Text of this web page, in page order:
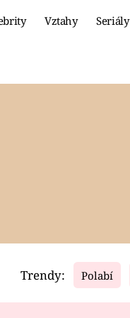
Vztahy Seriály
Video
Trendy: Polabí